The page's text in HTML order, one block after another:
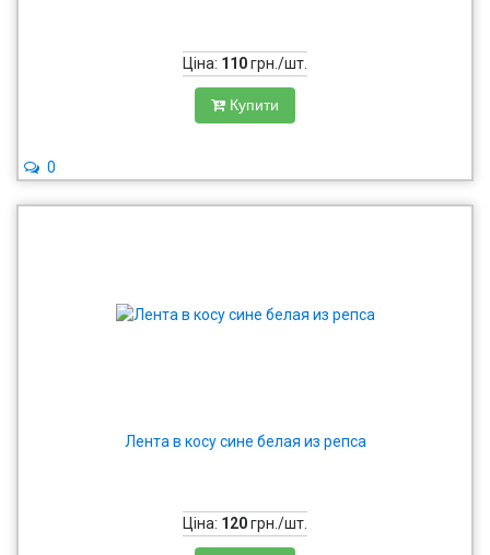
Ціна: 110грн./шт.
Купити
0
Лента в косу сине белая из репса
Ціна: 120грн./шт.